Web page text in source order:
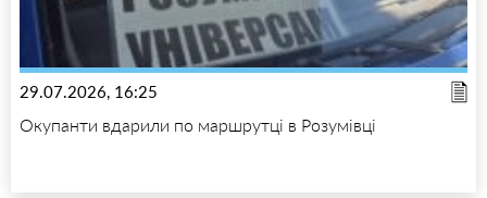
29.07.2026, 16:25
Окупанти вдарили по маршрутці в Розумівці